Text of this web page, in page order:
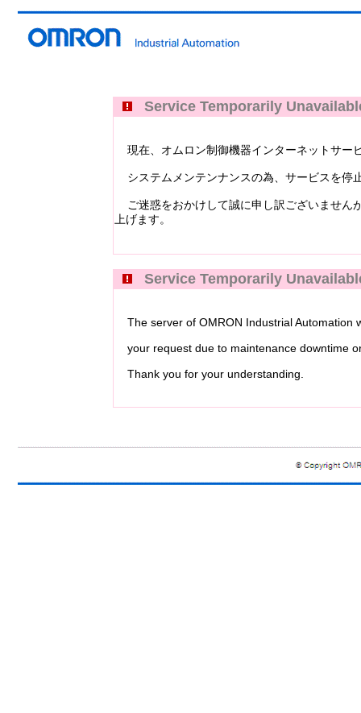
Service Temporarily
現在、オムロン制御機器インターネットサー
システムメンテンナンスの為、サービスを停
ご迷惑をおかけして誠に申し訳ございません
上げます。
Service Temporarily
The server of OMRON Industrial Automation
your request due to maintenance downtime
Thank you for your understanding.